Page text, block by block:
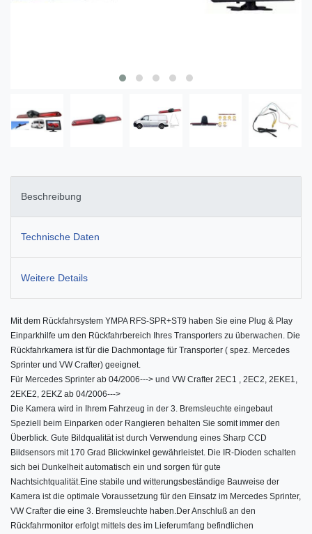
Beschreibung
Technische Daten
Weitere Details
Mit dem Rückfahrsystem YMPA RFS-SPR+ST9 haben Sie eine Plug & Play
Einparkhilfe um den Rückfahrbereich Ihres Transporters zu überwachen. Die
Rückfahrkamera ist für die Dachmontage für Transporter ( spez. Mercedes
Sprinter und VW Crafter) geeignet.
Für Mercedes Sprinter ab 04/2006---> und VW Crafter 2EC1 , 2EC2, 2EKE1,
2EKE2, 2EKZ ab 04/2006--->
Die Kamera wird in Ihrem Fahrzeug in der 3. Bremsleuchte eingebaut
Speziell beim Einparken oder Rangieren behalten Sie somit immer den
Überblick. Gute Bildqualität ist durch Verwendung eines Sharp CCD
Bildsensors mit 170 Grad Blickwinkel gewährleistet. Die IR-Dioden schalten
sich bei Dunkelheit automatisch ein und sorgen für gute
Nachtsichtqualität.Eine stabile und witterungsbeständige Bauweise der
Kamera ist die optimale Voraussetzung für den Einsatz im Mercedes Sprinter,
VW Crafter die eine 3. Bremsleuchte haben.Der Anschluß an den
Rückfahrmonitor erfolgt mittels des im Lieferumfang befindlichen